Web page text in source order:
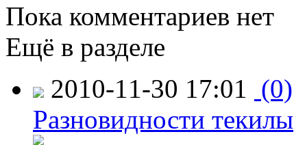
Пока комментариев нет
Ещё в разделе
2010-11-30 17:01 (0)
Разновидности текилы